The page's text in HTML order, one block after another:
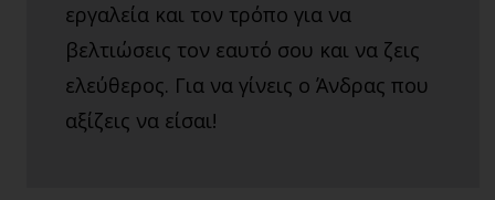
εργαλεία και τον τρόπο για να
βελτιώσεις τον εαυτό σου και να ζεις
ελεύθερος. Για να γίνεις ο Άνδρας που
αξίζεις να είσαι!